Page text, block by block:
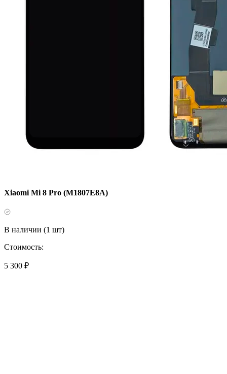
Xiaomi Mi 8 Pro (M1807E8A)
В наличии (1 шт)
Стоимость:
5 300 ₽